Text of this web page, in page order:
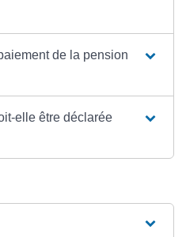
de la pension
elle être déclarée